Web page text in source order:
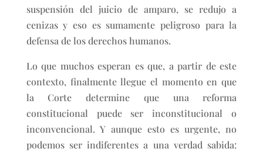
suspensión del juicio de amparo, se redujo a
cenizas y eso es sumamente peligroso para la
defensa de los derechos humanos.
Lo que muchos esperan es que, a partir de este
contexto, finalmente llegue el momento en que
la Corte determine que una reforma
constitucional puede ser inconstitucional o
inconvencional. Y aunque esto es urgente, no
podemos ser indiferentes a una verdad sabida: